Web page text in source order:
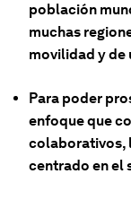
población
muchas
movilidad y de
Para poder
enfoque que
colaborativos,
centrado en el